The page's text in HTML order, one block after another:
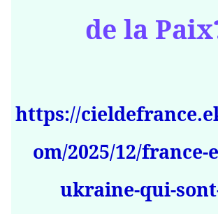
de la
https://
om/2025/12/france-
ukraine-qui-